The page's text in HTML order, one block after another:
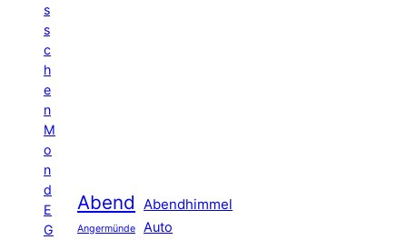
s
s
c
h
e
n
M
o
n
d
E
G
Abend Abendhimmel
Angermünde Auto